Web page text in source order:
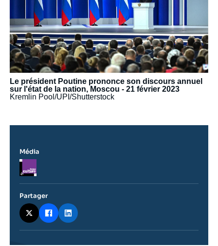
Le président Poutine prononce son discours annuel
sur l'état de la nation, Moscou - 21 février 2023
Kremlin Pool/UPI/Shutterstock
Média
Logo
Partager